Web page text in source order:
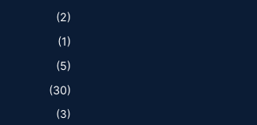
(2)
(1)
(5)
(30)
(3)